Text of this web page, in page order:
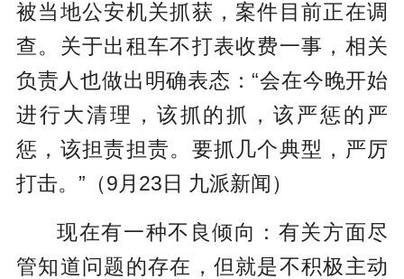
被当地公安机关抓获，案件目前正在调
查。关于出租车不打表收费一事，相关
负责人也做出明确表态：“会在今晚开始
进行大清理，该抓的抓，该严惩的严
惩，该担责担责。要抓几个典型，严厉
打击。”（9月23日 九派新闻）
现在有一种不良倾向：有关方面尽
管知道问题的存在，但就是不积极主动